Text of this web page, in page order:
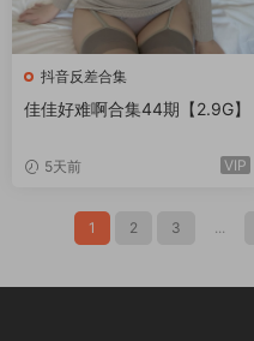
抖音反差合集
佳佳好难啊合集44期【2.9G】
5天前 VIP
1 2 3 ...